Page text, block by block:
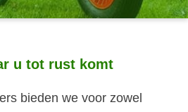
u tot rust komt
bieden we voor zowel